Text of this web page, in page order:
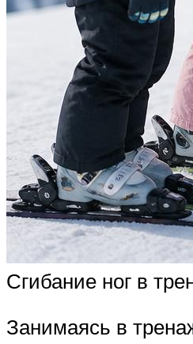
Сгибание ног в
Занимаясь в